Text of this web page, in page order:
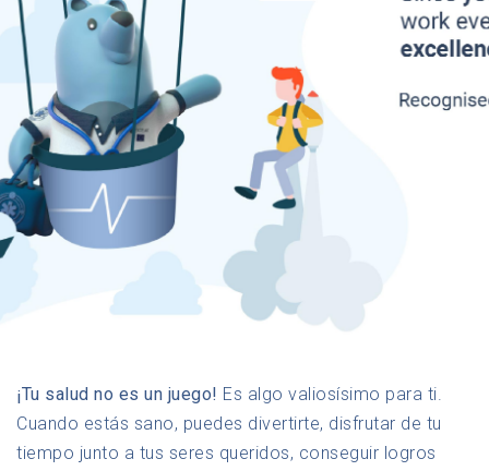
¡Tu salud no es un juego! Es algo valiosísimo para ti.
Cuando estás sano, puedes divertirte, disfrutar de tu
tiempo junto a tus seres queridos, conseguir logros